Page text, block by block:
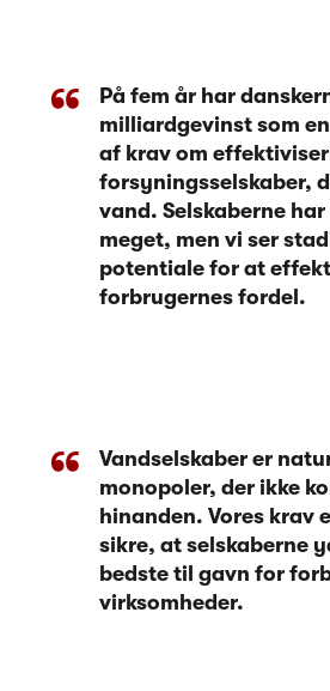
På fem år har
milliardgevinst som
af krav om
forsyningsselskaber,
vand. Selskaberne
meget, men vi ser
potentiale for at
forbrugernes fordel.
Vandselskaber er
monopoler, der ikke
hinanden. Vores krav
sikre, at selskaberne
bedste til gavn for
virksomheder.